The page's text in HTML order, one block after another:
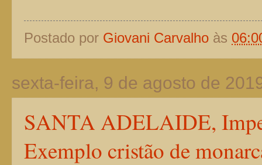
Postado por Giovani Carvalho às
sexta-feira, 9 de agosto de
SANTA ADELAIDE,
Exemplo cristão de